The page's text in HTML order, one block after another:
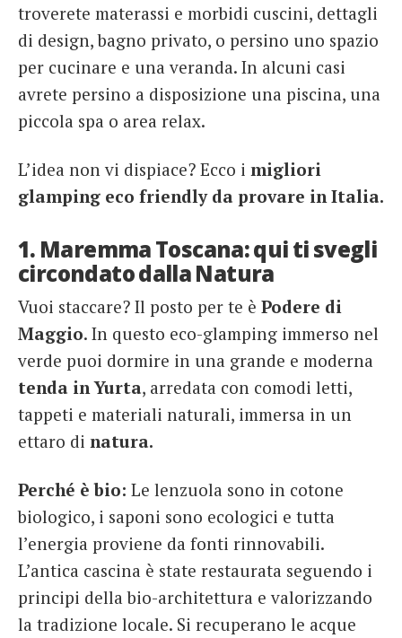
troverete materassi e morbidi cuscini, dettagli
di design, bagno privato, o persino uno spazio
per cucinare e una veranda. In alcuni casi
avrete persino a disposizione una piscina, una
piccola spa o area relax.
L’idea non vi dispiace? Ecco i migliori
glamping eco friendly da provare in Italia.
1. Maremma Toscana: qui ti svegli
circondato dalla Natura
Vuoi staccare? Il posto per te è Podere di
Maggio. In questo eco-glamping immerso nel
verde puoi dormire in una grande e moderna
tenda in Yurta, arredata con comodi letti,
tappeti e materiali naturali, immersa in un
ettaro di natura.
Perché è bio: Le lenzuola sono in cotone
biologico, i saponi sono ecologici e tutta
l’energia proviene da fonti rinnovabili.
L’antica cascina è state restaurata seguendo i
principi della bio-architettura e valorizzando
la tradizione locale. Si recuperano le acque